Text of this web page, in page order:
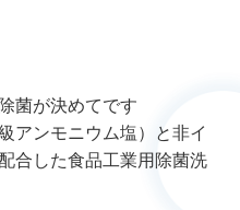
菌が決めてです
アンモニウム塩）と非イ
合した食品工業用除菌洗